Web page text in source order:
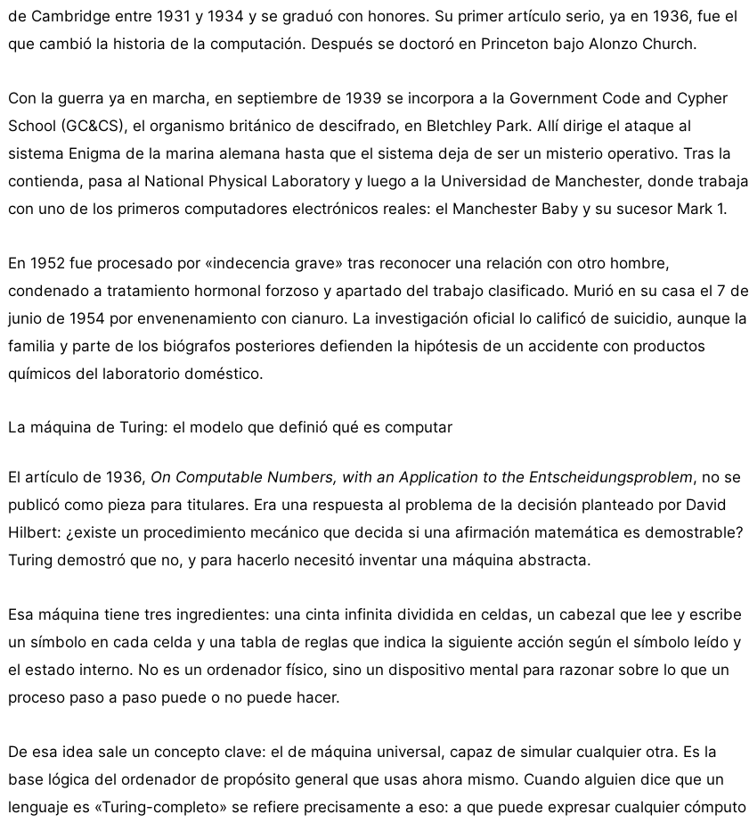
de Cambridge entre 1931 y 1934 y se graduó con honores. Su primer artículo serio, ya en 1936, fue el
que cambió la historia de la computación. Después se doctoró en Princeton bajo Alonzo Church.
Con la guerra ya en marcha, en septiembre de 1939 se incorpora a la Government Code and Cypher
School (GC&CS), el organismo británico de descifrado, en Bletchley Park. Allí dirige el ataque al
sistema Enigma de la marina alemana hasta que el sistema deja de ser un misterio operativo. Tras la
contienda, pasa al National Physical Laboratory y luego a la Universidad de Manchester, donde trabaja
con uno de los primeros computadores electrónicos reales: el Manchester Baby y su sucesor Mark 1.
En 1952 fue procesado por «indecencia grave» tras reconocer una relación con otro hombre,
condenado a tratamiento hormonal forzoso y apartado del trabajo clasificado. Murió en su casa el 7 de
junio de 1954 por envenenamiento con cianuro. La investigación oficial lo calificó de suicidio, aunque la
familia y parte de los biógrafos posteriores defienden la hipótesis de un accidente con productos
químicos del laboratorio doméstico.
La máquina de Turing: el modelo que definió qué es computar
El artículo de 1936, On Computable Numbers, with an Application to the Entscheidungsproblem, no se
publicó como pieza para titulares. Era una respuesta al problema de la decisión planteado por David
Hilbert: ¿existe un procedimiento mecánico que decida si una afirmación matemática es demostrable?
Turing demostró que no, y para hacerlo necesitó inventar una máquina abstracta.
Esa máquina tiene tres ingredientes: una cinta infinita dividida en celdas, un cabezal que lee y escribe
un símbolo en cada celda y una tabla de reglas que indica la siguiente acción según el símbolo leído y
el estado interno. No es un ordenador físico, sino un dispositivo mental para razonar sobre lo que un
proceso paso a paso puede o no puede hacer.
De esa idea sale un concepto clave: el de máquina universal, capaz de simular cualquier otra. Es la
base lógica del ordenador de propósito general que usas ahora mismo. Cuando alguien dice que un
lenguaje es «Turing-completo» se refiere precisamente a eso: a que puede expresar cualquier cómputo